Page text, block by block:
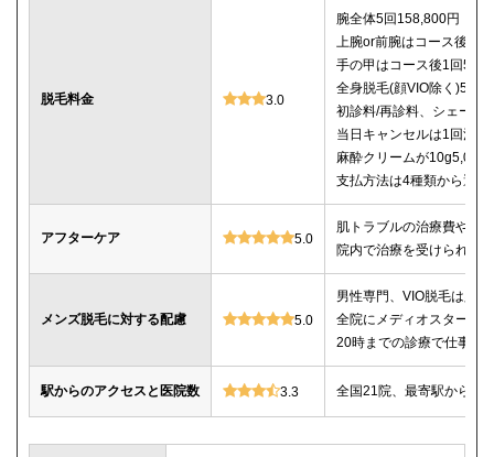
脱毛料金 3.0
腕全体5回158,800円
上腕or前腕はコース後1回
手の甲はコース後1回
全身脱毛(顔VIO除く)5回
初診料/再診料、シェービ
当日キャンセルは1回消化
麻酔クリームが10g5,000
支払方法は4種類から選べ
アフターケア 5.0
肌トラブルの治療費や薬
院内で治療を受けられる
メンズ脱毛に対する配慮 5.0
男性専門、VIO脱毛は必
全院にメディオスター導
20時までの診療で仕事帰
駅からのアクセスと医院数 3.3 全国21院、最寄駅から徒